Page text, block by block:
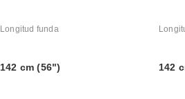
Longitud funda
142 cm (56") 142